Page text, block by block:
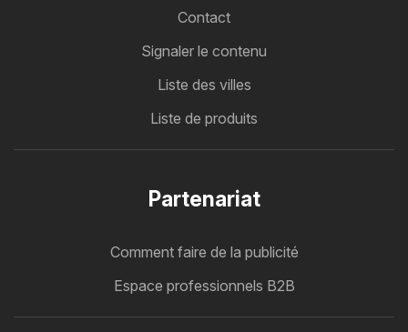
Contact
Signaler le contenu
Liste des villes
Liste de produits
Partenariat
Comment faire de la publicité
Espace professionnels B2B